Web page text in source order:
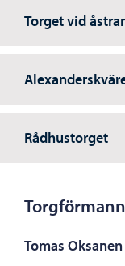
Torget vid
Rådhustorget
Tomas Oksanen